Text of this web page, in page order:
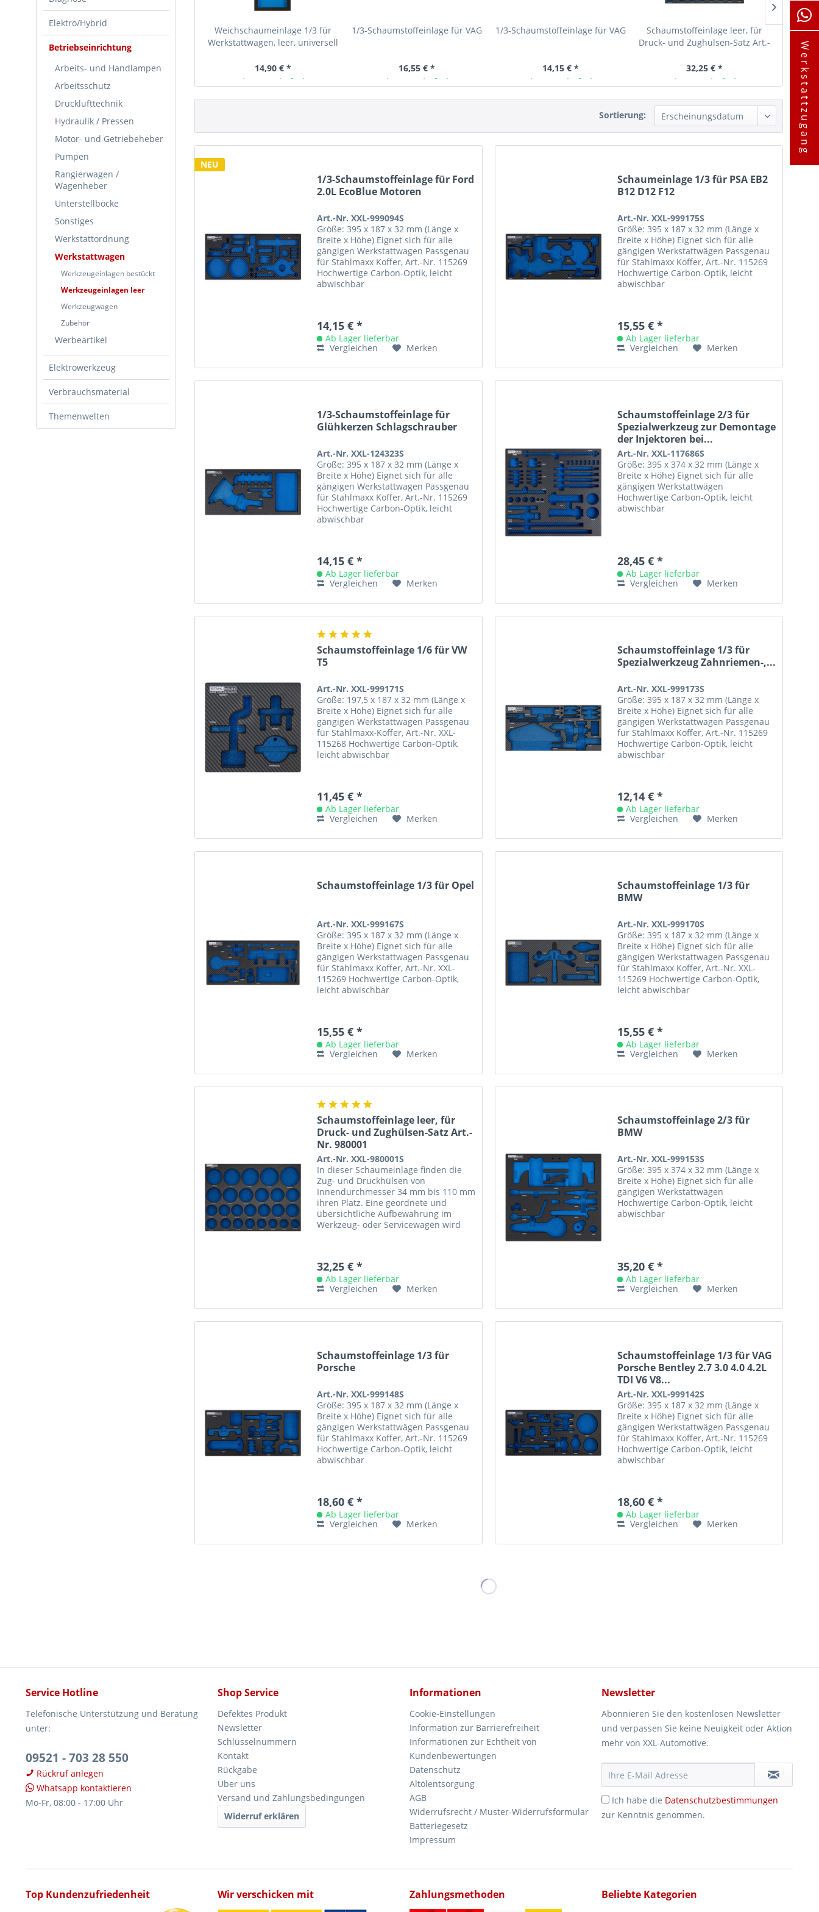
Elektro/Hybrid
Betriebseinrichtung
Arbeits- und Handlampen
Arbeitsschutz
Drucklufttechnik
Hydraulik / Pressen
Motor- und Getriebeheber
Pumpen
Rangierwagen /
Wagenheber
Unterstellböcke
Sonstiges
Werkstattordnung
Werkstattwagen
Werkzeugeinlagen bestückt
Werkzeugeinlagen leer
Werkzeugwagen
Zubehör
Werbeartikel
Elektrowerkzeug
Verbrauchsmaterial
Themenwelten
Weichschaumeinlage 1/3 für
Werkstattwagen, leer, universell
14,90 € *
Ab Lager lieferbar
1/3-Schaumstoffeinlage für VAG
16,55 € *
Ab Lager lieferbar
1/3-Schaumstoffeinlage für VAG
14,15 € *
Ab Lager lieferbar
Schaumstoffeinlage leer, für
Druck- und Zughülsen-Satz Art.-
32,25 € *
Ab Lager lieferbar
1/3-
Sortierung:
NEU
1/3-Schaumstoffeinlage für Ford
2.0L EcoBlue Motoren
Art.-Nr. XXL-999094S
Größe: 395 x 187 x 32 mm (Länge x
Breite x Höhe) Eignet sich für alle
gängigen Werkstattwagen Passgenau
für Stahlmaxx Koffer, Art.-Nr. 115269
Hochwertige Carbon-Optik, leicht
abwischbar
14,15 € *
Ab Lager lieferbar
Vergleichen
Merken
Schaumeinlage 1/3 für PSA EB2
B12 D12 F12
Art.-Nr. XXL-999175S
Größe: 395 x 187 x 32 mm (Länge x
Breite x Höhe) Eignet sich für alle
gängigen Werkstattwägen Passgenau
für Stahlmaxx Koffer, Art.-Nr. 115269
Hochwertige Carbon-Optik, leicht
abwischbar
15,55 € *
Ab Lager lieferbar
Vergleichen
Merken
1/3-Schaumstoffeinlage für
Glühkerzen Schlagschrauber
Art.-Nr. XXL-124323S
Größe: 395 x 187 x 32 mm (Länge x
Breite x Höhe) Eignet sich für alle
gängigen Werkstattwagen Passgenau
für Stahlmaxx Koffer, Art.-Nr. 115269
Hochwertige Carbon-Optik, leicht
abwischbar
14,15 € *
Ab Lager lieferbar
Vergleichen
Merken
Schaumstoffeinlage 2/3 für
Spezialwerkzeug zur Demontage
der Injektoren bei...
Art.-Nr. XXL-117686S
Größe: 395 x 374 x 32 mm (Länge x
Breite x Höhe) Eignet sich für alle
gängigen Werkstattwägen
Hochwertige Carbon-Optik, leicht
abwischbar
28,45 € *
Ab Lager lieferbar
Vergleichen
Merken
Schaumstoffeinlage 1/6 für VW
T5
Art.-Nr. XXL-999171S
Größe: 197,5 x 187 x 32 mm (Länge x
Breite x Höhe) Eignet sich für alle
gängigen Werkstattwagen Passgenau
für Stahlmaxx-Koffer, Art.-Nr. XXL-
115268 Hochwertige Carbon-Optik,
leicht abwischbar
11,45 € *
Ab Lager lieferbar
Vergleichen
Merken
Schaumstoffeinlage 1/3 für
Spezialwerkzeug Zahnriemen-,...
Art.-Nr. XXL-999173S
Größe: 395 x 187 x 32 mm (Länge x
Breite x Höhe) Eignet sich für alle
gängigen Werkstattwagen Passgenau
für Stahlmaxx Koffer, Art.-Nr. 115269
Hochwertige Carbon-Optik, leicht
abwischbar
12,14 € *
Ab Lager lieferbar
Vergleichen
Merken
Schaumstoffeinlage 1/3 für Opel
Art.-Nr. XXL-999167S
Größe: 395 x 187 x 32 mm (Länge x
Breite x Höhe) Eignet sich für alle
gängigen Werkstattwagen Passgenau
für Stahlmaxx Koffer, Art.-Nr. XXL-
115269 Hochwertige Carbon-Optik,
leicht abwischbar
15,55 € *
Ab Lager lieferbar
Vergleichen
Merken
Schaumstoffeinlage 1/3 für
BMW
Art.-Nr. XXL-999170S
Größe: 395 x 187 x 32 mm (Länge x
Breite x Höhe) Eignet sich für alle
gängigen Werkstattwagen Passgenau
für Stahlmaxx Koffer, Art.-Nr. XXL-
115269 Hochwertige Carbon-Optik,
leicht abwischbar
15,55 € *
Ab Lager lieferbar
Vergleichen
Merken
Schaumstoffeinlage leer, für
Druck- und Zughülsen-Satz Art.-
Nr. 980001
Art.-Nr. XXL-980001S
In dieser Schaumeinlage finden die
Zug- und Druckhülsen von
Innendurchmesser 34 mm bis 110 mm
ihren Platz. Eine geordnete und
übersichtliche Aufbewahrung im
Werkzeug- oder Servicewagen wird
32,25 € *
Ab Lager lieferbar
Vergleichen
Merken
Schaumstoffeinlage 2/3 für
BMW
Art.-Nr. XXL-999153S
Größe: 395 x 374 x 32 mm (Länge x
Breite x Höhe) Eignet sich für alle
gängigen Werkstattwägen
Hochwertige Carbon-Optik, leicht
abwischbar
35,20 € *
Ab Lager lieferbar
Vergleichen
Merken
Schaumstoffeinlage 1/3 für
Porsche
Art.-Nr. XXL-999148S
Größe: 395 x 187 x 32 mm (Länge x
Breite x Höhe) Eignet sich für alle
gängigen Werkstattwägen Passgenau
für Stahlmaxx Koffer, Art.-Nr. 115269
Hochwertige Carbon-Optik, leicht
abwischbar
18,60 € *
Ab Lager lieferbar
Vergleichen
Merken
Schaumstoffeinlage 1/3 für VAG
Porsche Bentley 2.7 3.0 4.0 4.2L
TDI V6 V8...
Art.-Nr. XXL-999142S
Größe: 395 x 187 x 32 mm (Länge x
Breite x Höhe) Eignet sich für alle
gängigen Werkstattwägen Passgenau
für Stahlmaxx Koffer, Art.-Nr. 115269
Hochwertige Carbon-Optik, leicht
abwischbar
18,60 € *
Ab Lager lieferbar
Vergleichen
Merken
Service Hotline
Telefonische Unterstützung und Beratung
unter:
09521 - 703 28 550
Rückruf anlegen
Whatsapp kontaktieren
Mo-Fr, 08:00 - 17:00 Uhr
Shop Service
Defektes Produkt
Newsletter
Schlüsselnummern
Kontakt
Rückgabe
Über uns
Versand und Zahlungsbedingungen
Widerruf erklären
Informationen
Cookie-Einstellungen
Information zur Barrierefreiheit
Informationen zur Echtheit von
Kundenbewertungen
Datenschutz
Altölentsorgung
AGB
Widerrufsrecht / Muster-Widerrufsformular
Batteriegesetz
Impressum
Newsletter
Abonnieren Sie den kostenlosen Newsletter
und verpassen Sie keine Neuigkeit oder Aktion
mehr von XXL-Automotive.
Ich habe die Datenschutzbestimmungen
zur Kenntnis genommen.
Top Kundenzufriedenheit Wir verschicken mit Zahlungsmethoden Beliebte Kategorien
Werkstattzugang